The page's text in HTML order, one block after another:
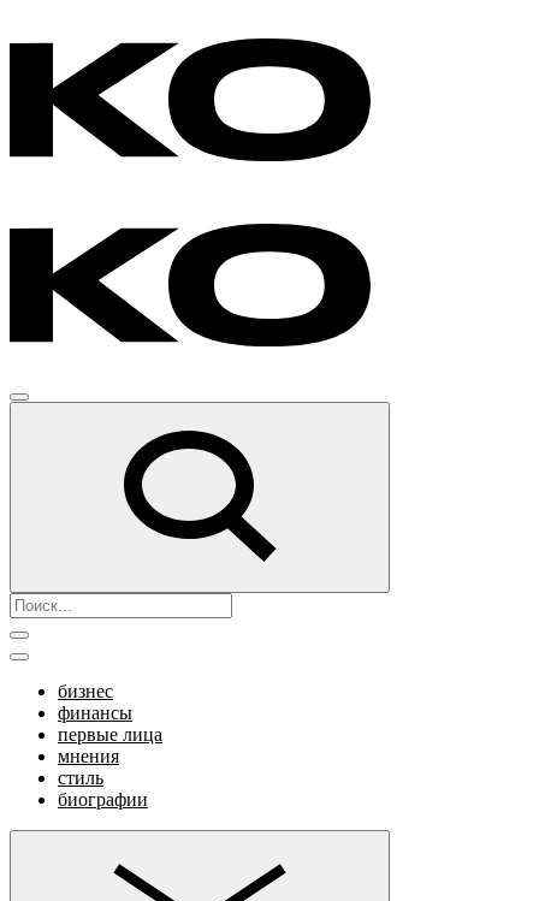
бизнес
финансы
первые лица
мнения
стиль
биографии